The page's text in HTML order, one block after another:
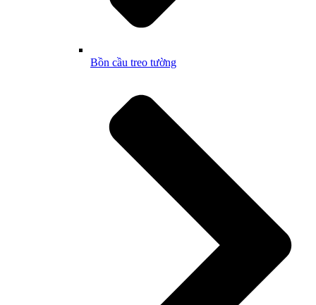
Bồn cầu treo tường